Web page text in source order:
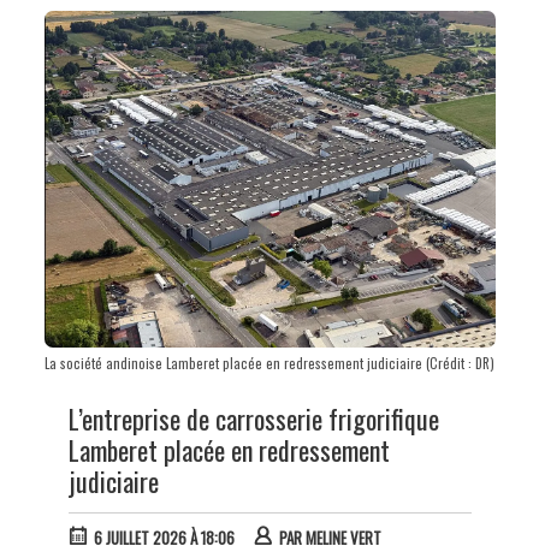
La société andinoise Lamberet placée en redressement judiciaire (Crédit : DR)
L’entreprise de carrosserie frigorifique
Lamberet placée en redressement
judiciaire
6 JUILLET 2026 À 18:06 PARMELINE VERT